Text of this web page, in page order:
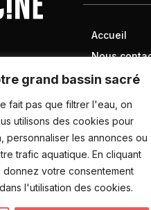
grand bassin sacré
fait pas que filtrer l'eau, on
utilisons des cookies pour
personnaliser les annonces ou
trafic aquatique. En cliquant
votre consentement
l'utilisation des cookies.
Accueil
Nous
Mentions
Conditions
Politique
données